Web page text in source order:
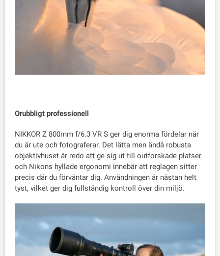
Orubbligt professionell
NIKKOR Z 800mm f/6.3 VR S ger dig enorma fördelar när
du är ute och fotograferar. Det lätta men ändå robusta
objektivhuset är redo att ge sig ut till outforskade platser
och Nikons hyllade ergonomi innebär att reglagen sitter
precis där du förväntar dig. Användningen är nästan helt
tyst, vilket ger dig fullständig kontroll över din miljö.